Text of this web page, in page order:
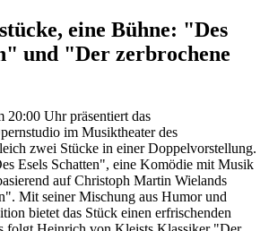
eine Bühne: "Des
und "Der zerbrochene
20:00 Uhr präsentiert das
im Musiktheater des
zwei Stücke in einer Doppelvorstellung.
Esels Schatten", eine Komödie mit Musik
auf Christoph Martin Wielands
Mit seiner Mischung aus Humor und
bietet das Stück einen erfrischenden